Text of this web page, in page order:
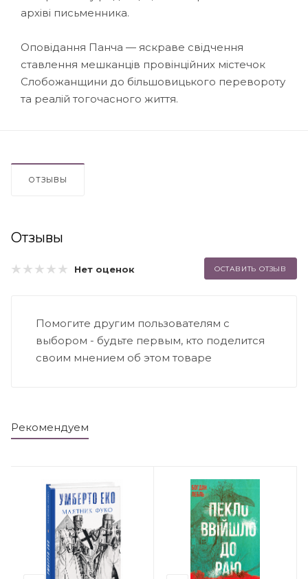
архіві письменника.
Оповідання Панча — яскраве свідчення
ставлення мешканців провінційних містечок
Слобожанщини до більшовицького перевороту
та реалій тогочасного життя.
ОТЗЫВЫ
Отзывы
Нет оценок ОСТАВИТЬ ОТЗЫВ
Помогите другим пользователям с
выбором - будьте первым, кто поделится
своим мнением об этом товаре
Рекомендуем